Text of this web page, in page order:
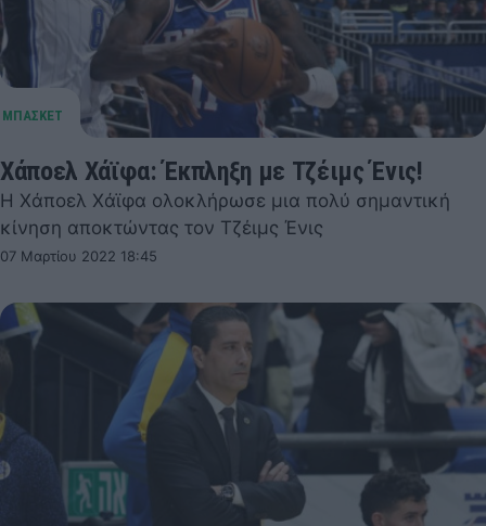
Χάποελ Χάϊφα: Έκπληξη με Τζέιμς Ένις!
Η Χάποελ Χάϊφα ολοκλήρωσε μια πολύ σημαντική
κίνηση αποκτώντας τον Τζέιμς Ένις
07 Μαρτίου 2022 18:45